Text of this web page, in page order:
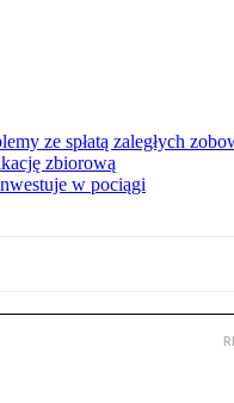
ze spłatą zaległych
zbiorową
w pociągi